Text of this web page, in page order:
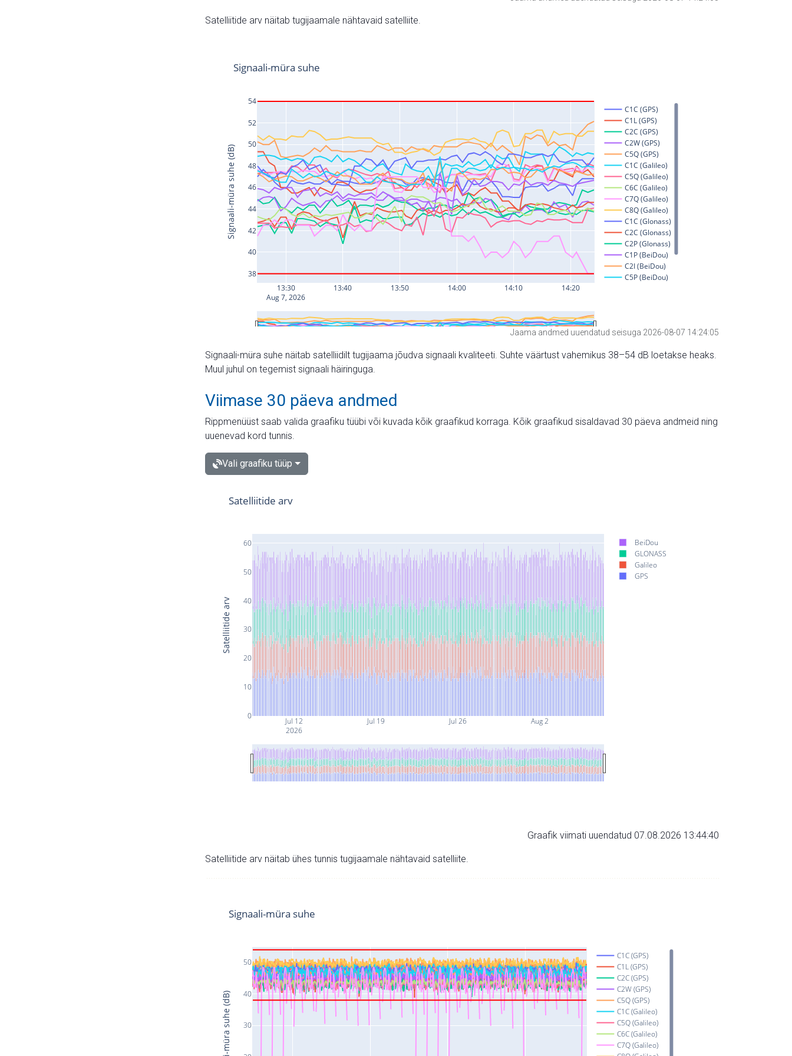
Satelliitide arv näitab tugijaamale nähtavaid satelliite.
Jaama andmed uuendatud seisuga 2026-08-07 14:24:05
Signaali-müra suhe näitab satelliidilt tugijaama jõudva signaali kvaliteeti. Suhte väärtust vahemikus 38–54 dB loetakse heaks.
Muul juhul on tegemist signaali häiringuga.
Viimase 30 päeva andmed
Rippmenüüst saab valida graafiku tüübi või kuvada kõik graafikud korraga. Kõik graafikud sisaldavad 30 päeva andmeid ning
uuenevad kord tunnis.
Vali graafiku tüüp
Jul 12
2026
Jul 19 Jul 26 Aug 2
0
10
20
30
40
50
60
BeiDou
GLONASS
Galileo
GPS
Satelliitide arv
Satelliitide arv
Graafik viimati uuendatud 07.08.2026 13:44:40
Satelliitide arv näitab ühes tunnis tugijaamale nähtavaid satelliite.
30
40
50
C1C (GPS)
C1L (GPS)
C2C (GPS)
C2W (GPS)
C5Q (GPS)
C1C (Galileo)
C5Q (Galileo)
C6C (Galileo)
C7Q (Galileo)
Signaali-müra suhe